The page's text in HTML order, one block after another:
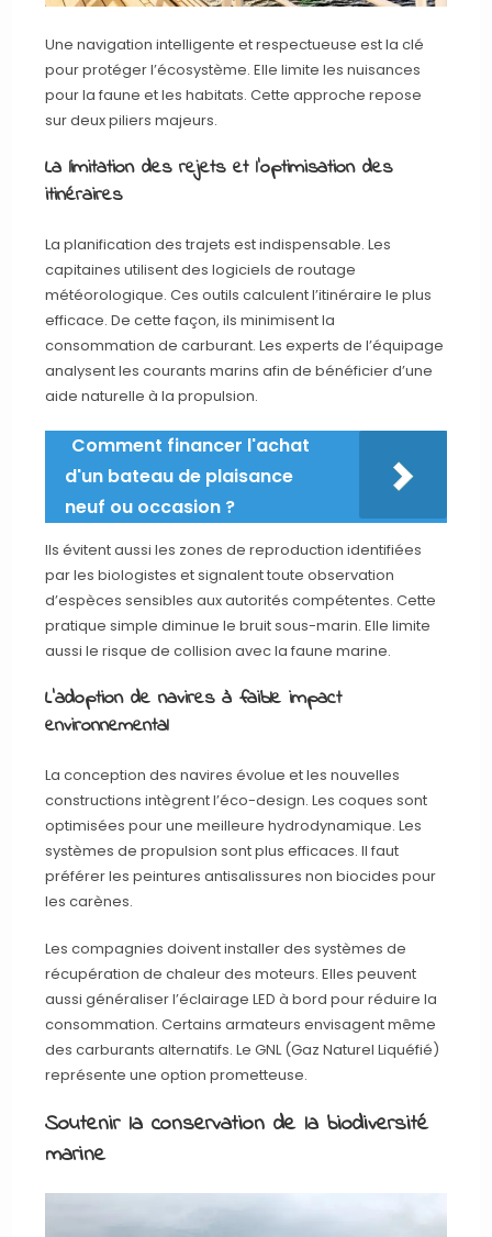
Une navigation intelligente et respectueuse est la clé
pour protéger l’écosystème. Elle limite les nuisances
pour la faune et les habitats. Cette approche repose
sur deux piliers majeurs.
La limitation des rejets et l’optimisation des
itinéraires
La planification des trajets est indispensable. Les
capitaines utilisent des logiciels de routage
météorologique. Ces outils calculent l’itinéraire le plus
efficace. De cette façon, ils minimisent la
consommation de carburant. Les experts de l’équipage
analysent les courants marins afin de bénéficier d’une
aide naturelle à la propulsion.
Comment financer l'achat
d'un bateau de plaisance
neuf ou occasion ?
Ils évitent aussi les zones de reproduction identifiées
par les biologistes et signalent toute observation
d’espèces sensibles aux autorités compétentes. Cette
pratique simple diminue le bruit sous-marin. Elle limite
aussi le risque de collision avec la faune marine.
L’adoption de navires à faible impact
environnemental
La conception des navires évolue et les nouvelles
constructions intègrent l’éco-design. Les coques sont
optimisées pour une meilleure hydrodynamique. Les
systèmes de propulsion sont plus efficaces. Il faut
préférer les peintures antisalissures non biocides pour
les carènes.
Les compagnies doivent installer des systèmes de
récupération de chaleur des moteurs. Elles peuvent
aussi généraliser l’éclairage LED à bord pour réduire la
consommation. Certains armateurs envisagent même
des carburants alternatifs. Le GNL (Gaz Naturel Liquéfié)
représente une option prometteuse.
Soutenir la conservation de la biodiversité
marine